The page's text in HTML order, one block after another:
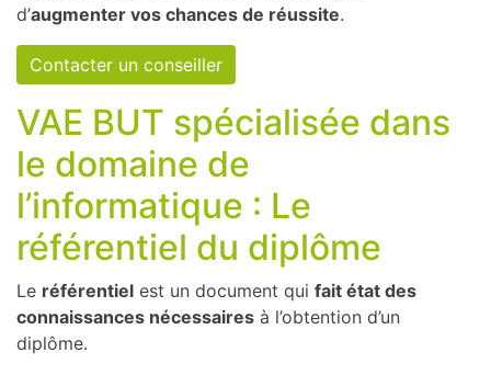
d’augmenter vos chances de réussite.
Contacter un conseiller
VAE BUT spécialisée dans
le domaine de
l’informatique : Le
référentiel du diplôme
Le référentiel est un document qui fait état des
connaissances nécessaires à l’obtention d’un
diplôme.